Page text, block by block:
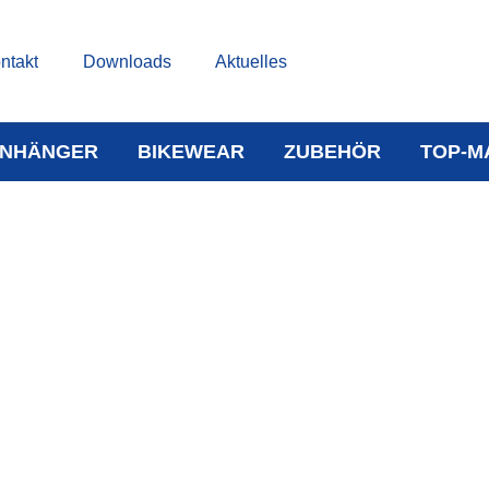
Downloads Aktuelles
BIKEWEAR ZUBEHÖR TOP-